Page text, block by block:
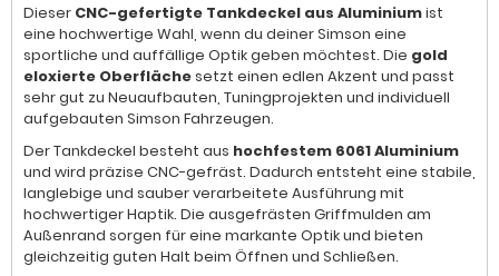
Dieser CNC-gefertigte Tankdeckel aus Aluminiumist
eine hochwertige Wahl, wenn du deiner Simson eine
sportliche und auffällige Optik geben möchtest. Die gold
eloxierte Oberfläche setzt einen edlen Akzent und passt
sehr gut zu Neuaufbauten, Tuningprojekten und individuell
aufgebauten Simson Fahrzeugen.
Der Tankdeckel besteht aus hochfestem 6061 Aluminium
und wird präzise CNC-gefräst. Dadurch entsteht eine stabile,
langlebige und sauber verarbeitete Ausführung mit
hochwertiger Haptik. Die ausgefrästen Griffmulden am
Außenrand sorgen für eine markante Optik und bieten
gleichzeitig guten Halt beim Öffnen und Schließen.